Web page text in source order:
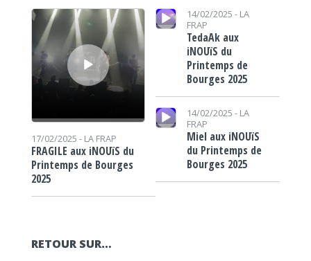
Lecteur audio
17/02/2025 - LA FRAP
FRAGILE aux iNOUïS du
Printemps de Bourges
2025
Lecteur audio 14/02/2025 - LA
FRAP
TedaAk aux
iNOUïS du
Printemps de
Bourges 2025
Lecteur audio
14/02/2025 - LA
FRAP
Miel aux iNOUïS
du Printemps de
Bourges 2025
RETOUR SUR…